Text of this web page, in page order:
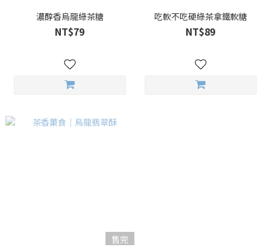
濃醇香烏龍綠茶糖
NT$79
吃軟不吃硬綠茶拿鐵軟糖
NT$89
售完